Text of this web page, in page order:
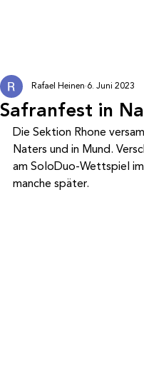
Safranfest in
Rafael Heinen 6. Juni 2023
Die Sektion Rhone
Naters und in Mund.
am SoloDuo-Wettspiel
manche später.